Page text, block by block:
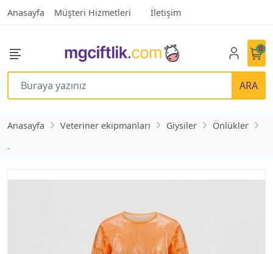
Anasayfa Müşteri Hizmetleri İletişim
ARA
0
Anasayfa Veteriner ekipmanları Giysiler
Önlükler
-